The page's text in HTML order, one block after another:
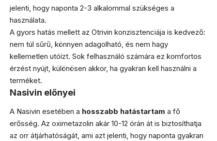
jelenti, hogy naponta 2-3 alkalommal szükséges a
használata.
A gyors hatás mellett az Otrivin konzisztenciája is kedvező:
nem túl sűrű, könnyen adagolható, és nem hagy
kellemetlen utóízt. Sok felhasználó számára ez komfortos
érzést nyújt, különösen akkor, ha gyakran kell használni a
terméket.
Nasivin előnyei
A Nasivin esetében a hosszabb hatástartam a fő
erősség. Az oximetazolin akár 10-12 órán át is biztosíthatja
az orr átjárhatóságát, ami azt jelenti, hogy naponta gyakran